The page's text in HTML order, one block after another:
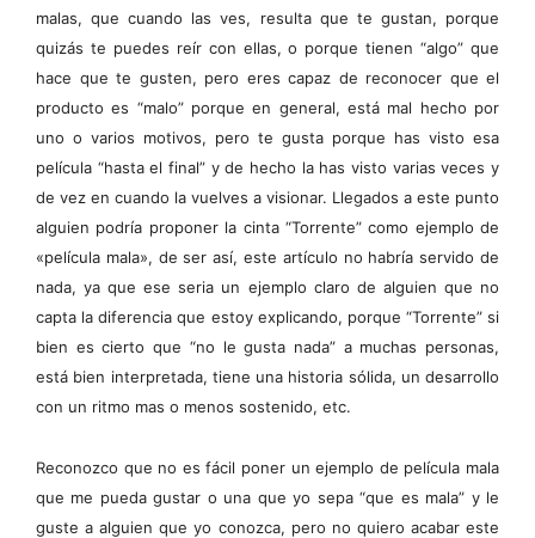
malas, que cuando las ves, resulta que te gustan, porque
quizás te puedes reír con ellas, o porque tienen “algo” que
hace que te gusten, pero eres capaz de reconocer que el
producto es “malo” porque en general, está mal hecho por
uno o varios motivos, pero te gusta porque has visto esa
película “hasta el final” y de hecho la has visto varias veces y
de vez en cuando la vuelves a visionar. Llegados a este punto
alguien podría proponer la cinta “Torrente” como ejemplo de
«película mala», de ser así, este artículo no habría servido de
nada, ya que ese seria un ejemplo claro de alguien que no
capta la diferencia que estoy explicando, porque “Torrente” si
bien es cierto que “no le gusta nada” a muchas personas,
está bien interpretada, tiene una historia sólida, un desarrollo
con un ritmo mas o menos sostenido, etc.
Reconozco que no es fácil poner un ejemplo de película mala
que me pueda gustar o una que yo sepa “que es mala” y le
guste a alguien que yo conozca, pero no quiero acabar este